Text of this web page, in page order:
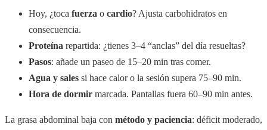
Hoy, ¿toca fuerza o cardio? Ajusta carbohidratos en
consecuencia.
Proteína repartida: ¿tienes 3–4 “anclas” del día resueltas?
Pasos: añade un paseo de 15–20 min tras comer.
Agua y sales si hace calor o la sesión supera 75–90 min.
Hora de dormir marcada. Pantallas fuera 60–90 min antes.
La grasa abdominal baja con método y paciencia: déficit moderado,